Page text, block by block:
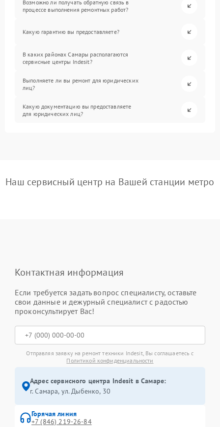
Возможно ли получать обратную связь в
процессе выполнения ремонтных работ?
Какую гарантию вы предоставляете?
В каких районах Самары располагаются
сервисные центры Indesit?
Выполняете ли вы ремонт для юридических
лиц?
Какую документацию вы предоставляете
для юридических лиц?
Наш сервисный центр на Вашей станции метро
Контактная информация
Если требуется задать вопрос специалисту, оставьте
свои данные и дежурный специалист с радостью
проконсультирует Вас!
Отправляя заявку на ремонт техники Indesit, Вы соглашаетесь с
Политикой конфиденциальности
Адрес сервисного центра Indesit в Самаре:
г. Самара, ул. Дыбенко, 30
Горячая линия
+7 (846) 219-26-84